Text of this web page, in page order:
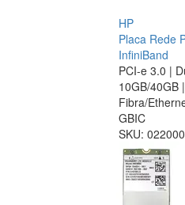
HP
Placa Rede
InfiniBand
PCI-e 3.0 |
10GB/40GB |
Fibra/
GBIC
SKU: